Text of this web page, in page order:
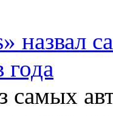
назвал
года
самых